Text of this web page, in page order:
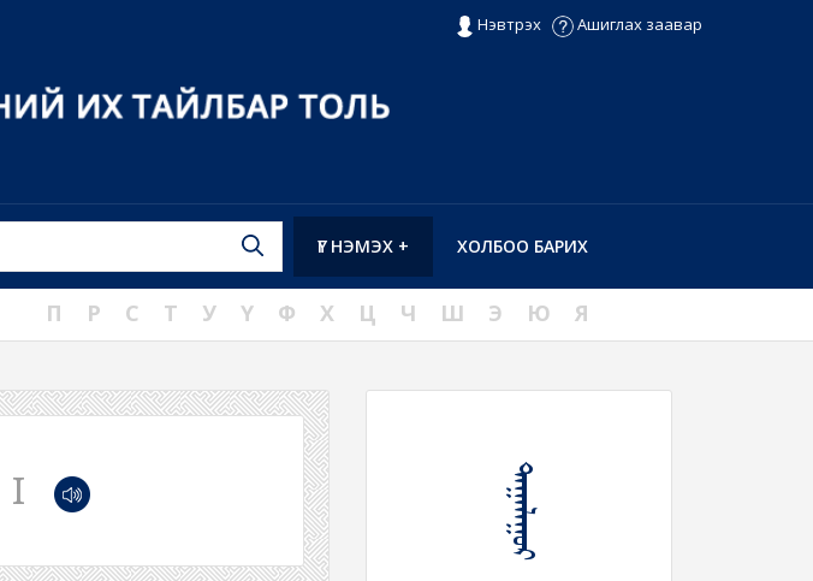
Нэвтрэх Ашиглах заавар
ХОЛБОО БАРИХ
ҮГ НЭМЭХ +
П Р С Т У Ү Ф Х Ц Ч Ш Э Ю Я
I ᠲᠠᠭᠠᠯᠠᠭᠤᠷ